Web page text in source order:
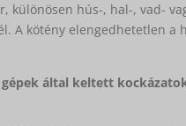
különösen hús-, hal-, vad-
A kötény elengedhetetlen a
által keltett